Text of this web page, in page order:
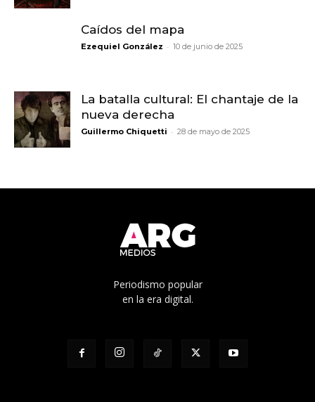
Caídos del mapa
Ezequiel González - 10 de junio de 2025
La batalla cultural: El chantaje de la
nueva derecha
Guillermo Chiquetti - 28 de mayo de 2025
Periodismo popular
en la era digital.